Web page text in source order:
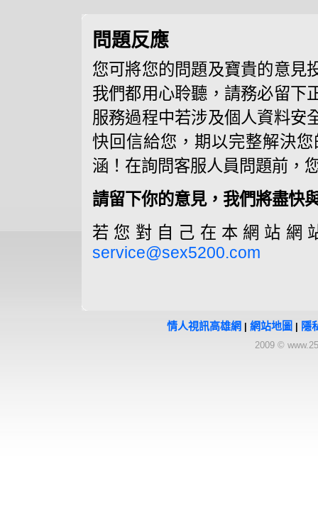
問題反應
您可將您的問題及寶貴的意見
我們都用心聆聽，請務必留下
服務過程中若涉及個人資料安
快回信給您，期以完整解決
涵！在詢問客服人員問題前，
請留下你的意見，我們將盡快
若您對自己在本網站網
service@sex5200.com
情人視訊高雄網 網站地圖 隱
2009 ©